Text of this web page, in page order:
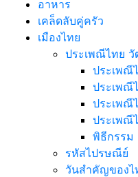
อาหาร
เคล็ดลับคู่ครัว
เมืองไทย
ประเพณีไทย
ประเพณี
ประเพณี
ประเพณี
ประเพณี
พิธีกรรม
รหัสไปรษณีย์
วันสำคัญของไ